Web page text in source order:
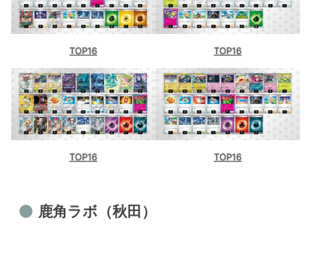
TOP16 TOP16
TOP16 TOP16
鹿角ラボ（秋田）